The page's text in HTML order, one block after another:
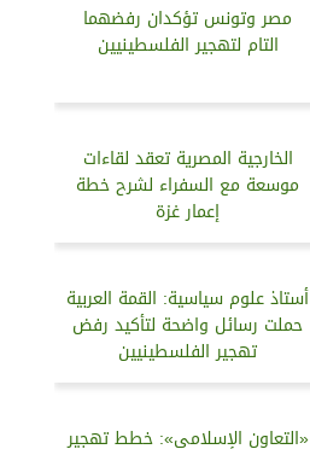
مصر وتونس تؤكدان رفضهما
التام لتهجير الفلسطينيين
الخارجية المصرية تعقد لقاءات
موسعة مع السفراء لشرح خطة
إعمار غزة
أستاذ علوم سياسية: القمة العربية
حملت رسائل واضحة لتأكيد رفض
تهجير الفلسطينيين
«التعاون الإسلامي»: خطط تهجير